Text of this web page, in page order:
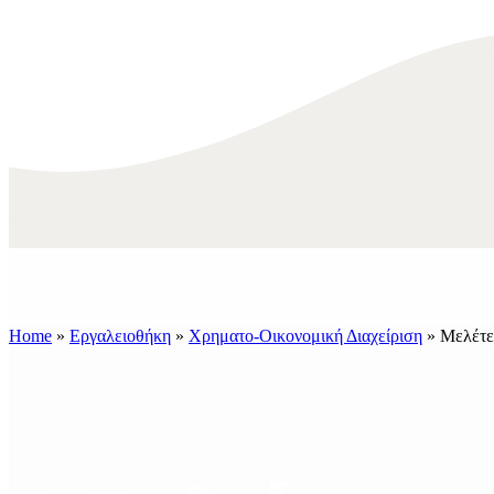
Home » Εργαλειοθήκη » Χρηματο-Οικονομική Διαχείριση »